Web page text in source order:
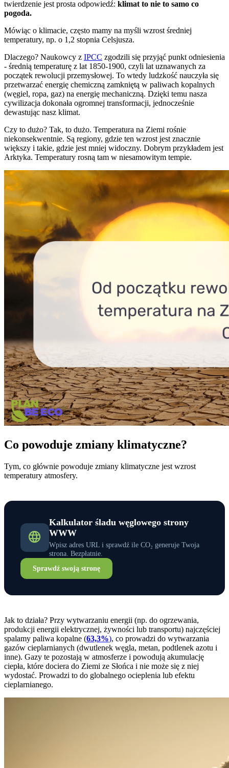
twierdzenie jest prosta odpowiedź: klimat to nie to samo co
pogoda.
Mówiąc o klimacie, często mamy na myśli wzrost średniej
temperatury, np. o 1,2 stopnia Celsjusza.
Dlaczego? Naukowcy z IPCC zgodzili się przyjąć punkt odniesienia
- średnią temperaturę z lat 1850-1900, czyli lat uznawanych za
początek rewolucji przemysłowej. To wtedy ludzkość nauczyła się
przetwarzać energię chemiczną zamkniętą w paliwach kopalnych
(węgiel, ropa, gaz) na energię mechaniczną. Dzięki temu nasza
cywilizacja dokonała ogromnej transformacji, jednocześnie
dewastując nasz klimat.
Czy to dużo? Tak, to dużo. Temperatura na Ziemi rośnie
niekonsekwentnie. Są regiony, gdzie ten wzrost jest znacznie
większy i takie, gdzie jest mniej widoczny. Dobrym przykładem jest
Arktyka. Temperatury rosną tam w niesamowitym tempie.
Co powoduje zmiany klimatyczne?
Tym, co głównie powoduje zmiany klimatyczne jest wzrost
temperatury atmosfery.
Kalkulator śladu węglowego strony
WWW
Wpisz adres URL i sprawdź ile CO₂ generuje Twoja
strona. Bezpłatnie.
Sprawdź swoją stronę
Jak to działa? Przy wytwarzaniu energii (np. do ogrzewania,
produkcji energii elektrycznej, żywności lub transportu) najczęściej
spalamy paliwa kopalne (63,3%), co prowadzi do wytwarzania
gazów cieplarnianych (dwutlenek węgla, metan, podtlenek azotu i
inne). Gazy te pozostają w atmosferze i powodują akumulację
ciepła, które dociera do Ziemi ze Słońca i nie może się z niej
wydostać. Prowadzi to do globalnego ocieplenia lub efektu
cieplarnianego.